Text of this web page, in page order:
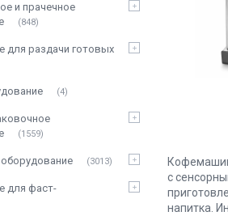
с
напитка.
и прачечное
848
для раздачи готовых
4
1559
3013
для фаст-